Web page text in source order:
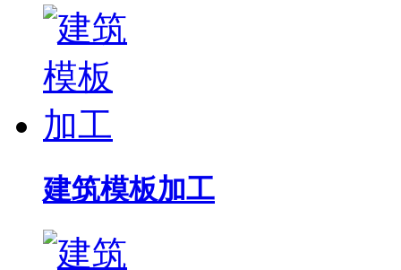
建筑模板加工